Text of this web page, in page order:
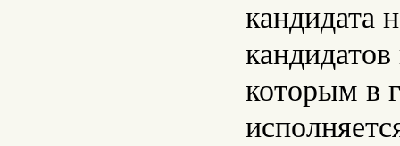
кандидата
которым в